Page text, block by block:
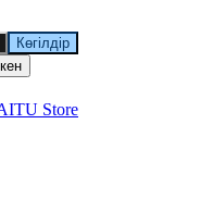
Көгілдір
Store